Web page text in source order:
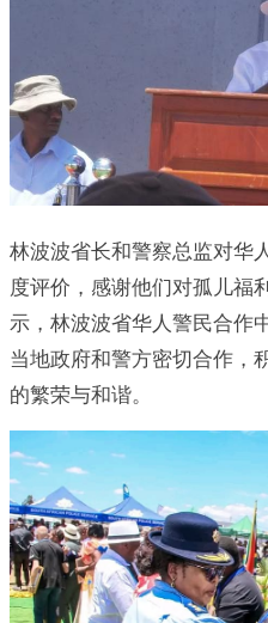
林波波省长和警察总监对华
度评价，感谢他们对孤儿福
示，林波波省华人警民合作
当地政府和警方密切合作，
的繁荣与和谐。